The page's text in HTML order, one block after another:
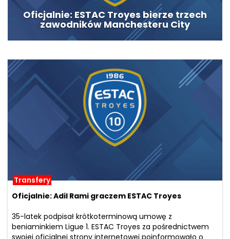
Oficjalnie: ESTAC Troyes bierze trzech
zawodników Manchesteru City
Transfery
Oficjalnie: Adil Rami graczem ESTAC Troyes
35-latek podpisał krótkoterminową umowę z
beniaminkiem Ligue 1. ESTAC Troyes za pośrednictwem
swojej oficjalnej strony internetowej poinformowało o